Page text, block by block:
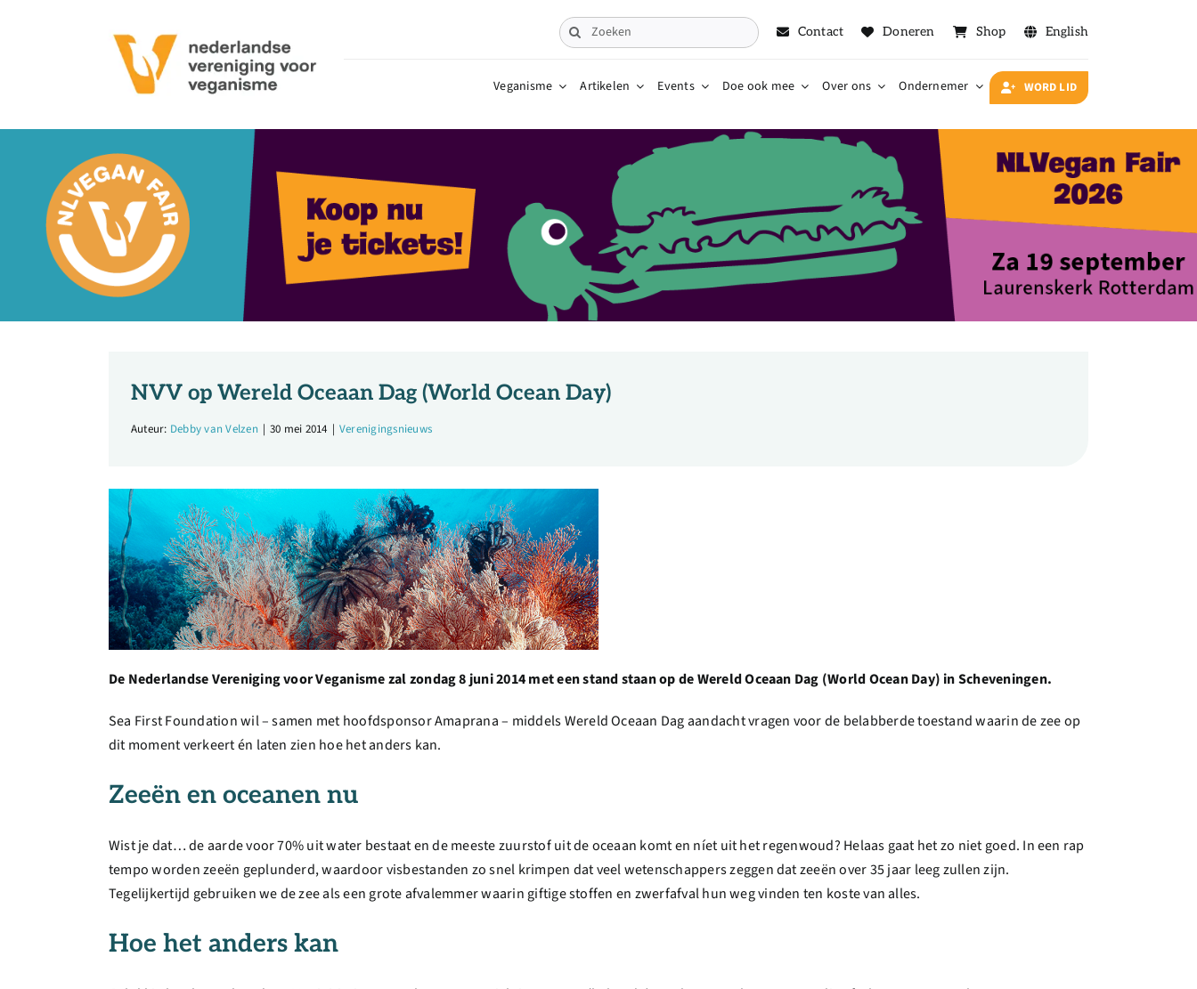
Zoeken
naar:
Contact Doneren Shop English
Veganisme Artikelen Events Doe ook mee Over ons Ondernemer WORD LID
NVV op Wereld Oceaan Dag (World Ocean Day)
Auteur: Debby van Velzen | 30 mei 2014 | Verenigingsnieuws
De Nederlandse Vereniging voor Veganisme zal zondag 8 juni 2014 met een stand staan op de Wereld Oceaan Dag (World Ocean Day) in Scheveningen.
Sea First Foundation wil – samen met hoofdsponsor Amaprana – middels Wereld Oceaan Dag aandacht vragen voor de belabberde toestand waarin de zee op
dit moment verkeert én laten zien hoe het anders kan.
Zeeën en oceanen nu
Wist je dat… de aarde voor 70% uit water bestaat en de meeste zuurstof uit de oceaan komt en níet uit het regenwoud? Helaas gaat het zo niet goed. In een rap
tempo worden zeeën geplunderd, waardoor visbestanden zo snel krimpen dat veel wetenschappers zeggen dat zeeën over 35 jaar leeg zullen zijn.
Tegelijkertijd gebruiken we de zee als een grote afvalemmer waarin giftige stoffen en zwerfafval hun weg vinden ten koste van alles.
Hoe het anders kan